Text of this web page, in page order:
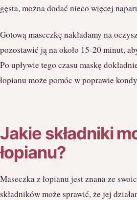
gęsta, można dodać nieco więcej
Gotową maseczkę nakładamy na
pozostawić ją na około 15-20 minut,
Po upływie tego czasu maskę
łopianu może pomóc w poprawie
Jakie składniki
łopianu?
Maseczka z łopianu jest znana ze
składników może sprawić, że jej